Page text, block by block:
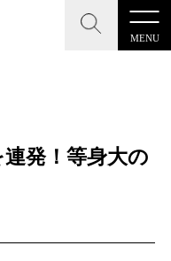
MENU
CLOSE
CLOSE
メディア
発！等身大の